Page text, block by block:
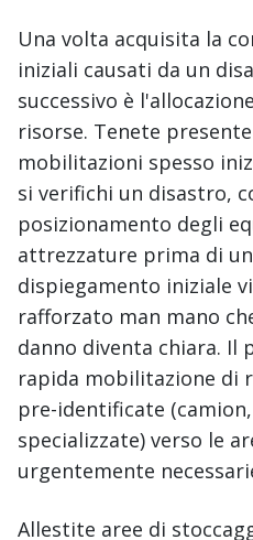
Una volta acquisita la
iniziali causati da un
successivo è
risorse. Tenete
mobilitazioni spesso
si verifichi un disastro,
posizionamento degli
attrezzature prima di
dispiegamento iniziale
rafforzato man mano
danno diventa chiara. Il
rapida mobilitazione di
pre-identificate
specializzate) verso le
urgentemente
Allestite aree di